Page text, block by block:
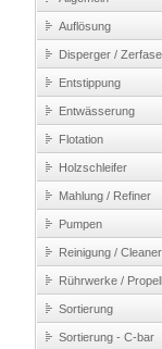
Auflösung
Disperger /
Entstippung
Entwässerung
Flotation
Holzschleifer
Mahlung / Refiner
Pumpen
Reinigung / Cleaner
Rührwerke /
Sortierung
Sortierung - C-bar